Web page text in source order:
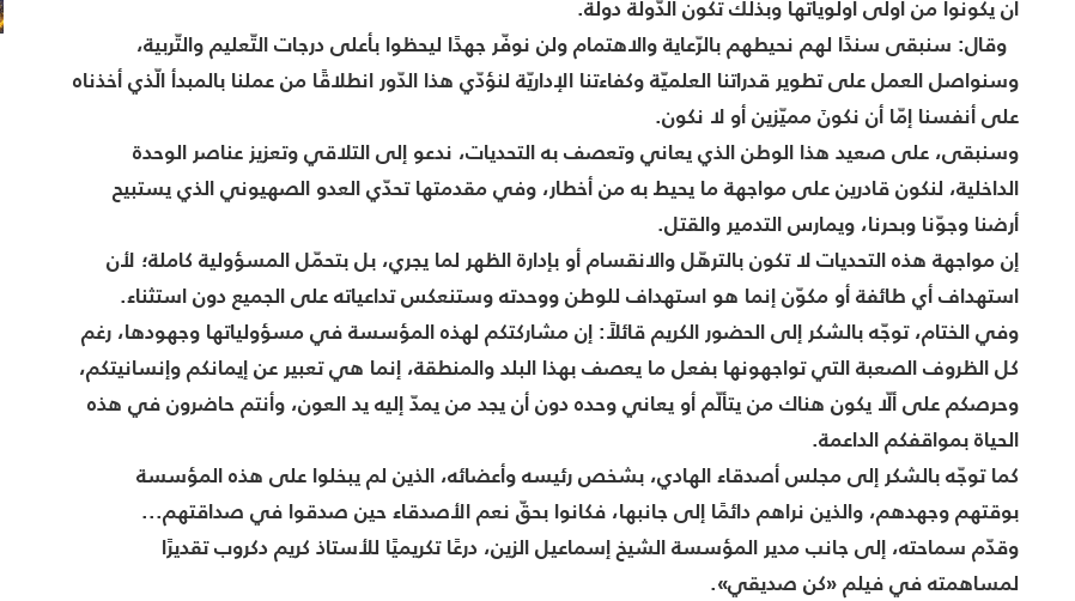
أن يكونوا من أولى أولوياتها وبذلك تكون الدّولة دولة.
وقال: سنبقى سندًا لهم نحيطهم بالرّعاية والاهتمام ولن نوفّر جهدًا ليحظوا بأعلى درجات التّعليم والتّربية،
وسنواصل العمل على تطوير قدراتنا العلميّة وكفاءتنا الإداريّة لنؤدّي هذا الدّور انطلاقًا من عملنا بالمبدأ الّذي أخذناه
على أنفسنا إمّا أن نكونَ مميّزين أو لا نكون.
وسنبقى، على صعيد هذا الوطن الذي يعاني وتعصف به التحديات، ندعو إلى التلاقي وتعزيز عناصر الوحدة
الداخلية، لنكون قادرين على مواجهة ما يحيط به من أخطار، وفي مقدمتها تحدّي العدو الصهيوني الذي يستبيح
أرضنا وجوّنا وبحرنا، ويمارس التدمير والقتل.
إن مواجهة هذه التحديات لا تكون بالترهّل والانقسام أو بإدارة الظهر لما يجري، بل بتحمّل المسؤولية كاملة؛ لأن
استهداف أي طائفة أو مكوّن إنما هو استهداف للوطن ووحدته وستنعكس تداعياته على الجميع دون استثناء.
وفي الختام، توجّه بالشكر إلى الحضور الكريم قائلاً: إن مشاركتكم لهذه المؤسسة في مسؤولياتها وجهودها، رغم
كل الظروف الصعبة التي تواجهونها بفعل ما يعصف بهذا البلد والمنطقة، إنما هي تعبير عن إيمانكم وإنسانيتكم،
وحرصكم على ألّا يكون هناك من يتألّم أو يعاني وحده دون أن يجد من يمدّ إليه يد العون، وأنتم حاضرون في هذه
الحياة بمواقفكم الداعمة.
كما توجّه بالشكر إلى مجلس أصدقاء الهادي، بشخص رئيسه وأعضائه، الذين لم يبخلوا على هذه المؤسسة
بوقتهم وجهدهم، والذين نراهم دائمًا إلى جانبها، فكانوا بحقّ نعم الأصدقاء حين صدقوا في صداقتهم...
وقدّم سماحته، إلى جانب مدير المؤسسة الشيخ إسماعيل الزين، درعًا تكريميًا للأستاذ كريم دكروب تقديرًا
لمساهمته في فيلم «كن صديقي».